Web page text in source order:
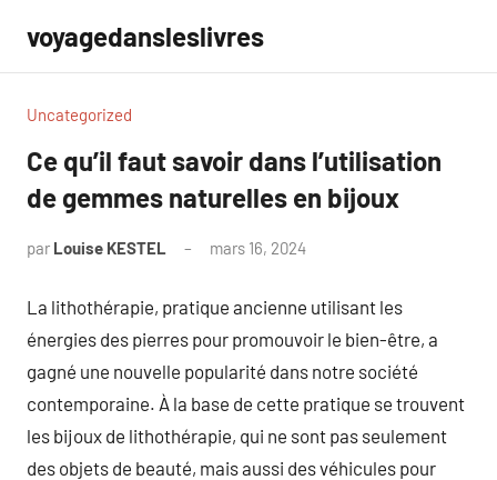
contenu
voyagedansleslivres
Uncategorized
Ce qu’il faut savoir dans l’utilisation
de gemmes naturelles en bijoux
par Louise KESTEL mars 16, 2024
La lithothérapie, pratique ancienne utilisant les
énergies des pierres pour promouvoir le bien-être, a
gagné une nouvelle popularité dans notre société
contemporaine. À la base de cette pratique se trouvent
les bijoux de lithothérapie, qui ne sont pas seulement
des objets de beauté, mais aussi des véhicules pour